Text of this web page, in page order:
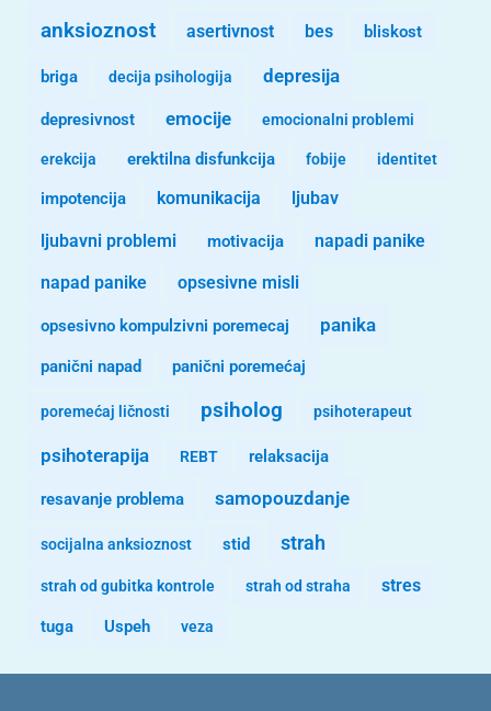
anksioznost asertivnost bes bliskost
briga decija psihologija depresija
depresivnost emocije emocionalni problemi
erekcija erektilna disfunkcija fobije identitet
impotencija komunikacija ljubav
ljubavni problemi motivacija napadi panike
napad panike opsesivne misli
opsesivno kompulzivni poremecaj panika
panični napad panični poremećaj
poremećaj ličnosti psiholog psihoterapeut
psihoterapija REBT relaksacija
resavanje problema samopouzdanje
socijalna anksioznost stid strah
strah od gubitka kontrole strah od straha stres
tuga Uspeh veza